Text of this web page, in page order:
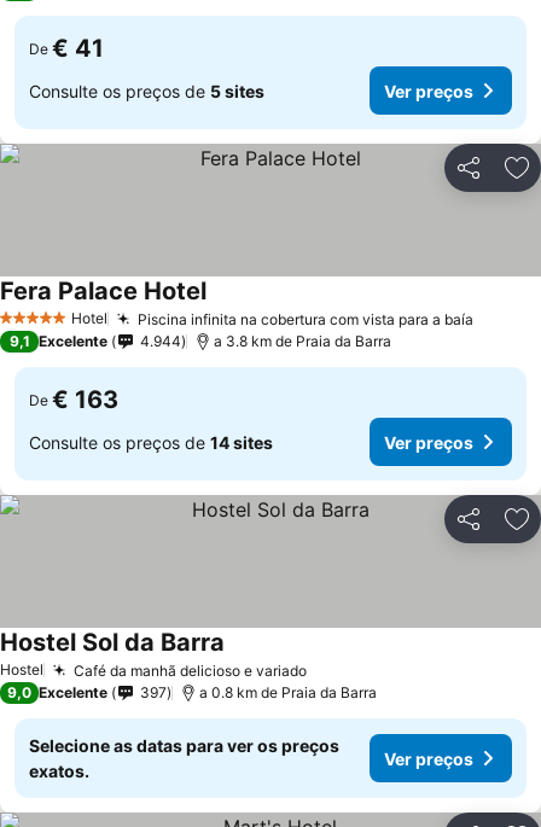
De € 41
Consulte os preços de 5 sites Ver preços
Partilhar
5 Estrelas Hotel Piscina infinita na cobertura com vista para a baía
Fera Palace Hotel
9,1 Excelente 4.944 a 3.8 km de Praia da Barra
De € 163
Consulte os preços de 14 sites Ver preços
Partilhar
Hostel Café da manhã delicioso e variado
Hostel Sol da Barra
9,0 Excelente 397 a 0.8 km de Praia da Barra
Selecione as datas para ver os preços
exatos.
Ver preços